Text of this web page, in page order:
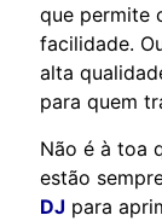
que permite
facilidade.
alta
para quem
Não é à toa
estão
DJ para